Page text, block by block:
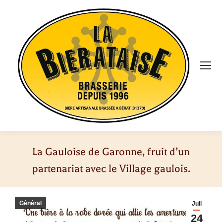
La Gauloise de Garonne, fruit d’un
partenariat avec le Village gaulois.
Juil
24
Général